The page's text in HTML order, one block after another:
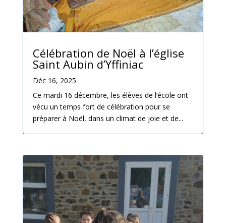
Célébration de Noël à l’église
Saint Aubin d’Yffiniac
Déc 16, 2025
Ce mardi 16 décembre, les élèves de l’école ont
vécu un temps fort de célébration pour se
préparer à Noël, dans un climat de joie et de...